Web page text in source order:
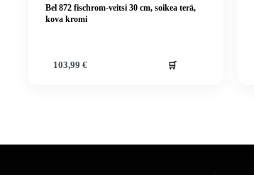
Bel 872 fischrom-veitsi 30 cm, soikea terä,
kova kromi
103,99 € 🛒